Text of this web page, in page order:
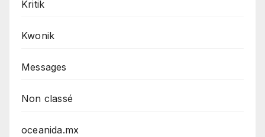
Kritik
Kwonik
Messages
Non classé
oceanida.mx